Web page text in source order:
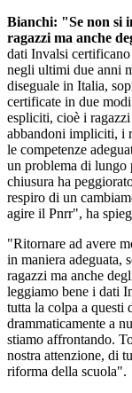
Bianchi: "Se non si
ragazzi ma anche
dati Invalsi
negli ultimi due anni
diseguale in Italia,
certificate in due
espliciti, cioè i
abbandoni impliciti, i
le competenze
un problema di lungo
chiusura ha
respiro di un
agire il Pnrr", ha
"Ritornare ad avere
in maniera adeguata,
ragazzi ma anche
leggiamo bene i dati
tutta la colpa a questi
drammaticamente a
stiamo affrontando.
nostra attenzione, di
riforma della scuola".